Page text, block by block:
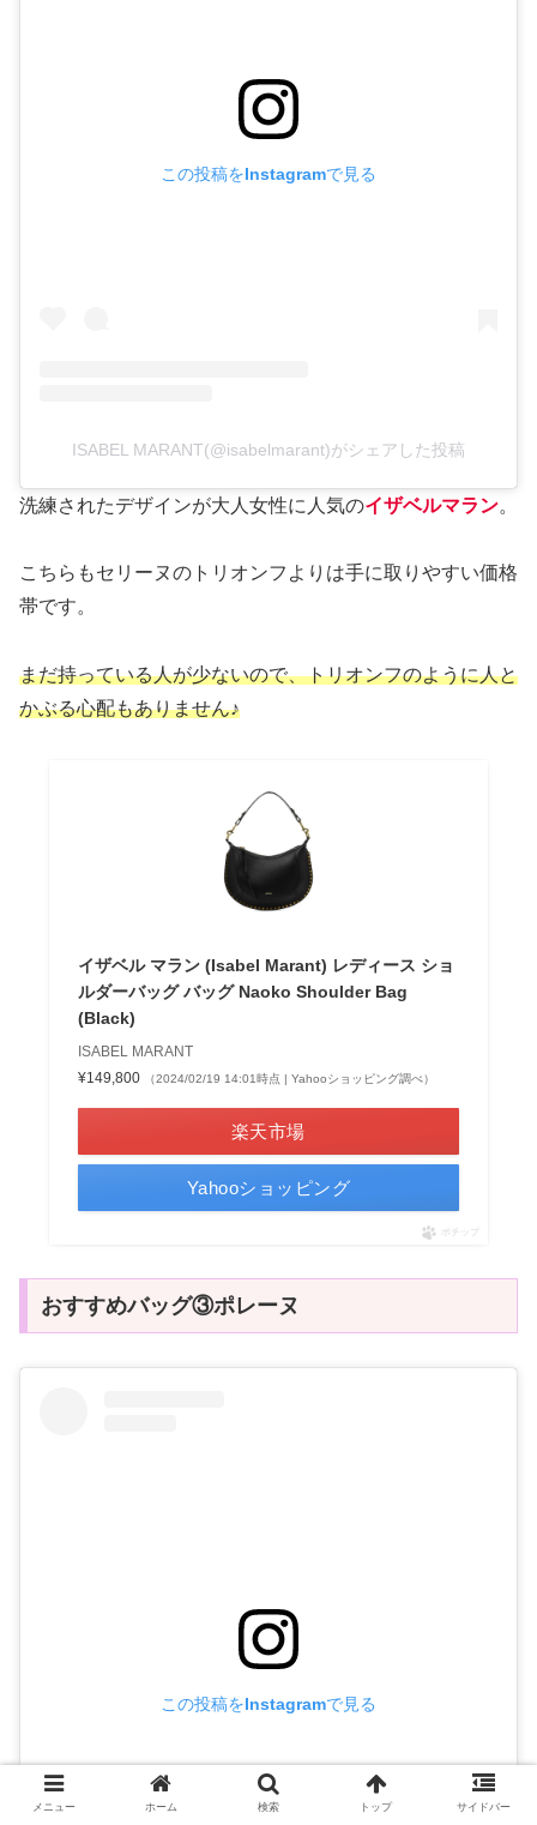
この投稿をInstagramで見る
ISABEL MARANT(@isabelmarant)がシェアした投稿
洗練されたデザインが大人女性に人気のイザベルマラン。
こちらもセリーヌのトリオンフよりは手に取りやすい価格
帯です。
まだ持っている人が少ないので、トリオンフのように人と
かぶる心配もありません♪
イザベル マラン (Isabel Marant) レディース ショ
ルダーバッグ バッグ Naoko Shoulder Bag
(Black)
ISABEL MARANT
¥149,800
（2024/02/19 14:01時点 | Yahooショッピング調べ）
楽天市場
Yahooショッピング
ポチップ
おすすめバッグ③ポレーヌ
この投稿をInstagramで見る
メニュー ホーム 検索 トップ サイドバー